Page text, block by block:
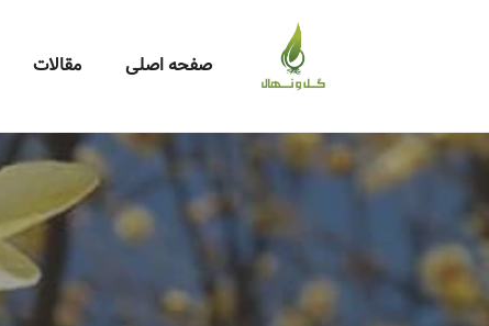
صفحه اصلی مقالات